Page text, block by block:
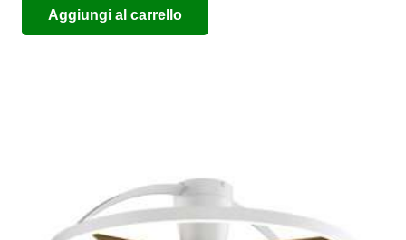
Aggiungi al carrello